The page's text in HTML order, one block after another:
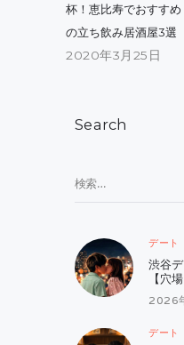
ナ
ビ
シ
ン
杯！恵比寿でおすすめ
の立ち飲み居酒屋3選
2020年3月25日
Search
索:
デート
渋谷
【穴
2026
デート